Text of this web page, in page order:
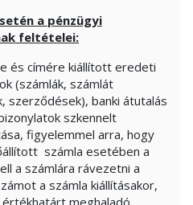
a pénzügyi
feltételei:
és címére kiállított eredeti
(számlák, számlát
szerződések), banki átutalás
szkennelt
figyelemmel arra, hogy
számla esetében a
a számlára rávezetni a
a számla kiállításakor,